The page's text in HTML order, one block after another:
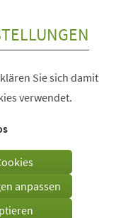
Sie sich damit
verwendet.
anpassen